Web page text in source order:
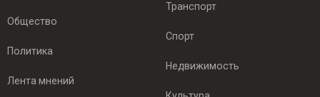
Общество
Политика
Лента мнений
Транспорт
Спорт
Недвижимость